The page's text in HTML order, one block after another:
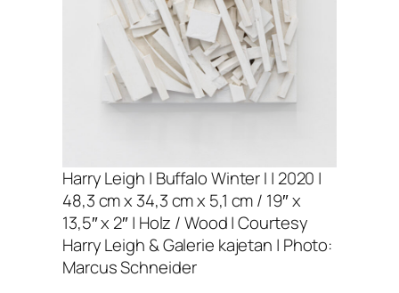
Harry Leigh | Buffalo Winter I | 2020 |
48,3 cm x 34,3 cm x 5,1 cm / 19″ x
13,5″ x 2″ | Holz / Wood | Courtesy
Harry Leigh & Galerie kajetan | Photo:
Marcus Schneider